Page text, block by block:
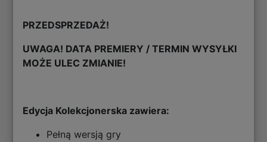
PRZEDSPRZEDAŻ!
UWAGA! DATA PREMIERY / TERMIN WYSYŁKI
MOŻE ULEC ZMIANIE!
Edycja Kolekcjonerska zawiera:
Pełną wersją gry